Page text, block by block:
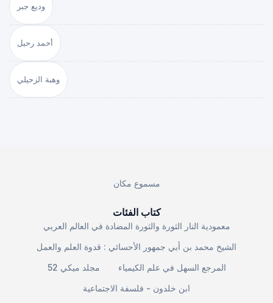
وديع جبر
أحمد رحيل
وهبة الزحيلي
مسموع مكان
كتاب الفئات
معمودية النار الثورة والثورة المضادة في العالم العربي
الشيخ محمد بن أبي جمهور الأحسائي : قدوة العلم والعمل
مجلد ميكي 52
المرجع السهل في علم الكيمياء
ابن خلدون - فلسفة الاجتماعية